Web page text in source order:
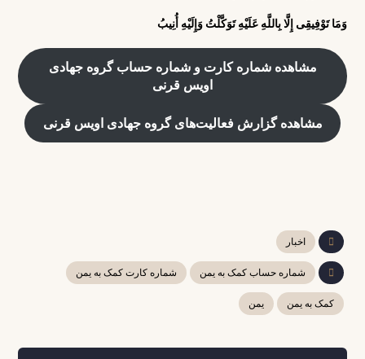
وَمَا تَوْفِیقِی إِلَّا بِاللَّهِ عَلَیْهِ تَوَکَّلْتُ وَإِلَیْهِ أُنِیبُ
مشاهده شماره کارت و شماره حساب گروه جهادی
اویس قرنی
مشاهده گزارش فعالیت‌های گروه جهادی اویس قرنی
اخبار
شماره حساب کمک به یمن شماره کارت کمک به یمن
کمک به یمن یمن